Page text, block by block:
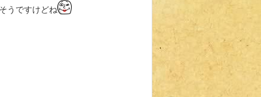
うですけどね